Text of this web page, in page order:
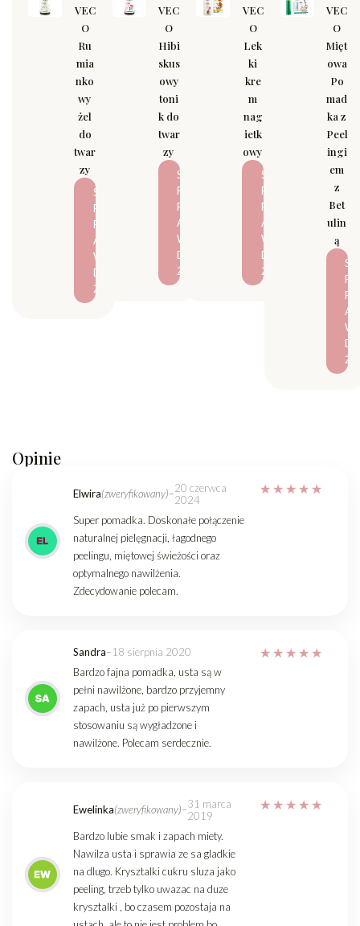
VEC
O
Ru
mia
nko
wy
żel
do
twar
zy
S
P
R
A
W
D
Ź
VEC
O
Hibi
skus
owy
toni
k do
twar
zy
S
P
R
A
W
D
Ź
VEC
O
Lek
ki
kre
m
nag
ietk
owy
S
P
R
A
W
D
Ź
VEC
O
Mięt
owa
Po
mad
ka z
Peel
ingi
em
z
Bet
ulin
ą
S
P
R
A
W
D
Ź
Opinie
Elwira(zweryfikowany)–20 czerwca
2024
Super pomadka. Doskonałe połączenie
naturalnej pielęgnacji, łagodnego
peelingu, miętowej świeżości oraz
optymalnego nawilżenia.
Zdecydowanie polecam.
Sandra–18 sierpnia 2020
Bardzo fajna pomadka, usta są w
pełni nawilżone, bardzo przyjemny
zapach, usta już po pierwszym
stosowaniu są wygładzone i
nawilżone. Polecam serdecznie.
Ewelinka(zweryfikowany)–31 marca
2019
Bardzo lubie smak i zapach miety.
Nawilza usta i sprawia ze sa gladkie
na dlugo. Krysztalki cukru sluza jako
peeling, trzeb tylko uwazac na duze
krysztalki , bo czasem pozostaja na